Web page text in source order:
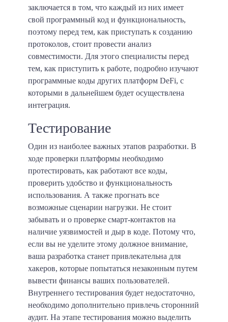
заключается в том, что каждый из них имеет
свой программный код и функциональность,
поэтому перед тем, как приступать к созданию
протоколов, стоит провести анализ
совместимости. Для этого специалисты перед
тем, как приступить к работе, подробно изучают
программные коды других платформ DeFi, с
которыми в дальнейшем будет осуществлена
интеграция.
Тестирование
Один из наиболее важных этапов разработки. В
ходе проверки платформы необходимо
протестировать, как работают все коды,
проверить удобство и функциональность
использования. А также прогнать все
возможные сценарии нагрузки. Не стоит
забывать и о проверке смарт-контактов на
наличие уязвимостей и дыр в коде. Потому что,
если вы не уделите этому должное внимание,
ваша разработка станет привлекательна для
хакеров, которые попытаться незаконным путем
вывести финансы ваших пользователей.
Внутреннего тестирования будет недостаточно,
необходимо дополнительно привлечь сторонний
аудит. На этапе тестирования можно выделить